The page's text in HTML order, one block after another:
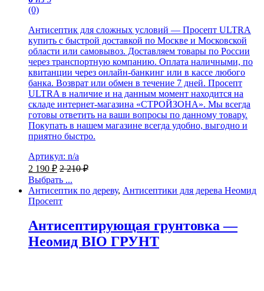
(0)
Антисептик для сложных условий — Просепт ULTRA
купить с быстрой доставкой по Москве и Московской
области или самовывоз. Доставляем товары по России
через транспортную компанию. Оплата наличными, по
квитанции через онлайн-банкинг или в кассе любого
банка. Возврат или обмен в течение 7 дней. Просепт
ULTRA в наличие и на данным момент находится на
складе интернет-магазина «СТРОЙЗОНА». Мы всегда
готовы ответить на ваши вопросы по данному товару.
Покупать в нашем магазине всегда удобно, выгодно и
приятно быстро.
Артикул: n/a
2 190 ₽ 2 210₽
Выбрать ...
Антисептик по дереву, Антисептики для дерева Неомид
Просепт
Антисептирующая грунтовка —
Неомид BIO ГРУНТ